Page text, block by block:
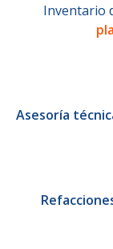
Inventario
Asesoría